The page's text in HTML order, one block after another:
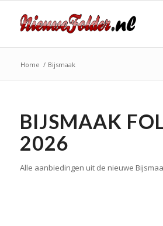
Home / Bijsmaak
BIJSMAAK
2026
Alle aanbiedingen uit de nieuwe